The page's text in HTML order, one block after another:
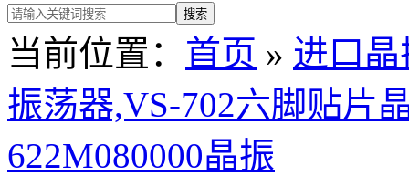
当前位置： 首页 » 进口晶
振荡器,VS-702六脚贴片
622M080000晶振